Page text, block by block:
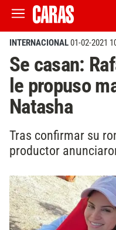
INTERNACIONAL01-02-2021
Se casan:
le propuso
Natasha
Tras confirmar su
productor